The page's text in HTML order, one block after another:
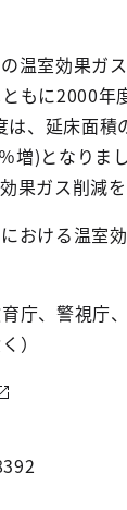
温室効果ガ
もに2000
、延床面
増)となりま
果ガス削減を
おける温室
、警視庁
）